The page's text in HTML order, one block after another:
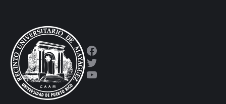
Facebook
Twitter
YouTube